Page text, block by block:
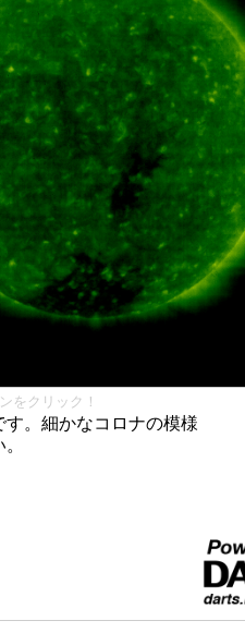
をクリック！
。細かなコロナの模様